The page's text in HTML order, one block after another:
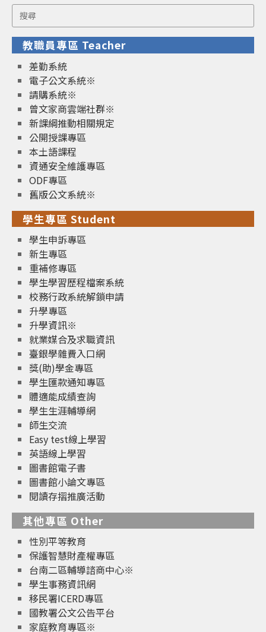
Search
for:
教職員專區 Teacher
差勤系統
電子公文系統※
請購系統※
曾文家商雲端社群※
新課綱推動相關規定
公開授課專區
本土語課程
資通安全維護專區
ODF專區
舊版公文系統※
學生專區 Student
學生申訴專區
新生專區
重補修專區
學生學習歷程檔案系統
校務行政系統解鎖申請
升學專區
升學資訊※
就業媒合及求職資訊
臺銀學雜費入口網
獎(助)學金專區
學生匯款通知專區
體適能成績查詢
學生生涯輔導網
師生交流
Easy test線上學習
英語線上學習
圖書館電子書
圖書館小論文專區
閱讀存摺推廣活動
其他專區 Other
性別平等教育
保護智慧財產權專區
台南二區輔導諮商中心※
學生事務資訊網
移民署ICERD專區
國教署公文公告平台
家庭教育專區※